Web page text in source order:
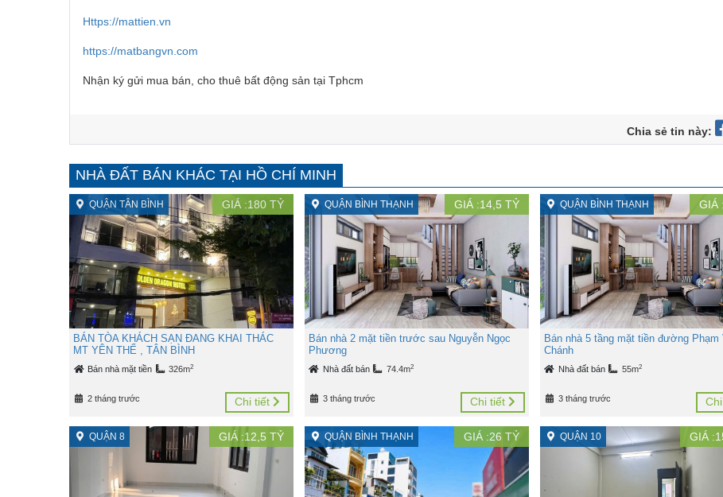
Https://mattien.vn
https://matbangvn.com
Nhận ký gửi mua bán, cho thuê bất động sản tại Tphcm
Chia sẻ tin này:
NHÀ ĐẤT BÁN KHÁC TẠI HỒ CHÍ MINH
QUẬN TÂN BÌNH GIÁ :180TỶ
BÁN TÒA KHÁCH SẠN ĐANG KHAI THÁC
MT YÊN THẾ , TÂN BÌNH
Bán nhà mặt tiền 326m2
2 tháng trước Chi tiết
QUẬN BÌNH THẠNH GIÁ :14,5 TỶ
Bán nhà 2 mặt tiền trước sau Nguyễn Ngọc
Phương
Nhà đất bán 74.4m2
3 tháng trước Chi tiết
QUẬN BÌNH THẠNH GIÁ :
Bán nhà 5 tầng mặt tiền đường Phạm
Chánh
Nhà đất bán 55m2
3 tháng trước
QUẬN 8 GIÁ :12,5 TỶ QUẬN BÌNH THẠNH GIÁ :26 TỶ QUẬN 10 GIÁ :